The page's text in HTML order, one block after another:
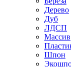
Дерево
Дуб
ЛДСП
Массив
Шпон